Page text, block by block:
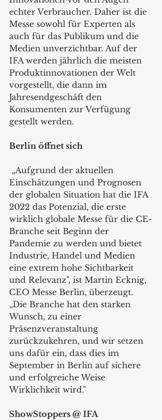
echter Verbraucher. Daher ist die
Messe sowohl für Experten als
auch für das Publikum und die
Medien unverzichtbar. Auf der
IFA werden jährlich die meisten
Produktinnovationen der Welt
vorgestellt, die dann im
Jahresendgeschäft den
Konsumenten zur Verfügung
gestellt werden.
Berlin öffnet sich
Einschätzungen und Prognosen
der globalen Situation hat die IFA
2022 das Potenzial, die erste
wirklich globale Messe für die CE-
Branche seit Beginn der
Pandemie zu werden und bietet
Industrie, Handel und Medien
eine extrem hohe Sichtbarkeit
und Relevanz", ist Martin Ecknig,
CEO Messe Berlin, überzeugt.
„Die Branche hat den starken
Wunsch, zu einer
Präsenzveranstaltung
zurückzukehren, und wir setzen
uns dafür ein, dass dies im
September in Berlin auf sichere
und erfolgreiche Weise
Wirklichkeit wird."
ShowStoppers @ IFA